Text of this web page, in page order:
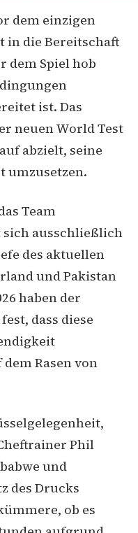
dem einzigen
in die Bereitschaft
dem Spiel hob
ist. Das
neuen World Test
abzielt, seine
umzusetzen.
Team
sich ausschließlich
des aktuellen
und Pakistan
haben der
dass diese
Rasen von
Phil
und
des Drucks
ob es